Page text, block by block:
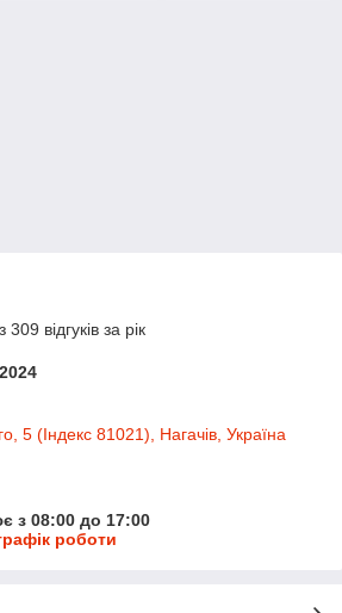
відгуків за рік
5 (Індекс 81021), Нагачів, Україна
з 08:00 до 17:00
роботи